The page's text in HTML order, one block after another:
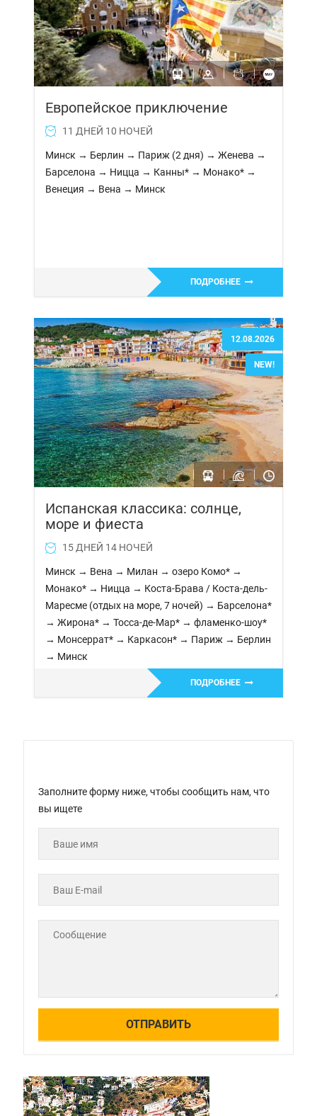
Европейское приключение
11 ДНЕЙ 10 НОЧЕЙ
Минск → Берлин → Париж (2 дня) → Женева →
Барселона → Ницца → Канны* → Монако* →
Венеция → Вена → Минск
ПОДРОБНЕЕ
12.08.2026
NEW!
Испанская классика: солнце,
море и фиеста
15 ДНЕЙ 14 НОЧЕЙ
Минск → Вена → Милан → озеро Комо* →
Монако* → Ницца → Коста-Брава / Коста-дель-
Маресме (отдых на море, 7 ночей) → Барселона*
→ Жирона* → Тосса-де-Мар* → фламенко-шоу*
→ Монсеррат* → Каркасон* → Париж → Берлин
→ Минск
ПОДРОБНЕЕ
Заполните форму ниже, чтобы сообщить нам, что
вы ищете